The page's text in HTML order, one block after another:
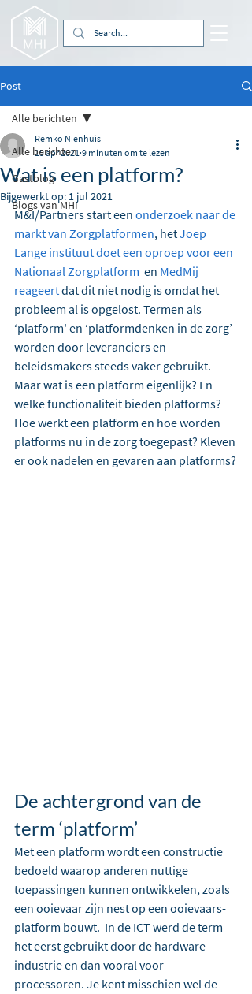
Post
Alle berichten
Gastblog
Blogs van MHI
Alle berichten
Wat is een platform?
Remko Nienhuis
15 apr 2021 9 minuten om te lezen
Bijgewerkt op: 1 jul 2021
M&I/Partners start een onderzoek naar de
markt van Zorgplatformen, het Joep
Lange instituut doet een oproep voor een
Nationaal Zorgplatform
  en
MedMij
reageert dat dit niet nodig is omdat het
probleem al is opgelost. Termen als
‘platform' en ‘platformdenken in de zorg’
worden door leveranciers en
beleidsmakers steeds vaker gebruikt.
Maar wat is een platform eigenlijk? En
welke functionaliteit bieden platforms?
Hoe werkt een platform en hoe worden
platforms nu in de zorg toegepast? Kleven
er ook nadelen en gevaren aan platforms?
De achtergrond van de
term ‘platform’
Met een platform wordt een constructie
bedoeld waarop anderen nuttige
toepassingen kunnen ontwikkelen, zoals
een ooievaar zijn nest op een ooievaars-
platform bouwt.  In de ICT werd de term
het eerst gebruikt door de hardware
industrie en dan vooral voor
processoren. Je kent misschien wel de